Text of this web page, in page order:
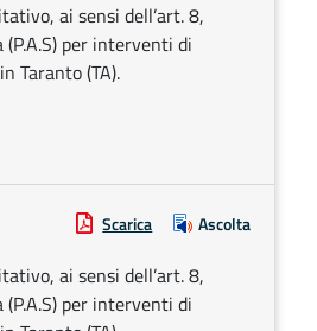
ai sensi dell’art. 8,
per interventi di
Taranto (TA).
Scarica Ascolta
ai sensi dell’art. 8,
per interventi di